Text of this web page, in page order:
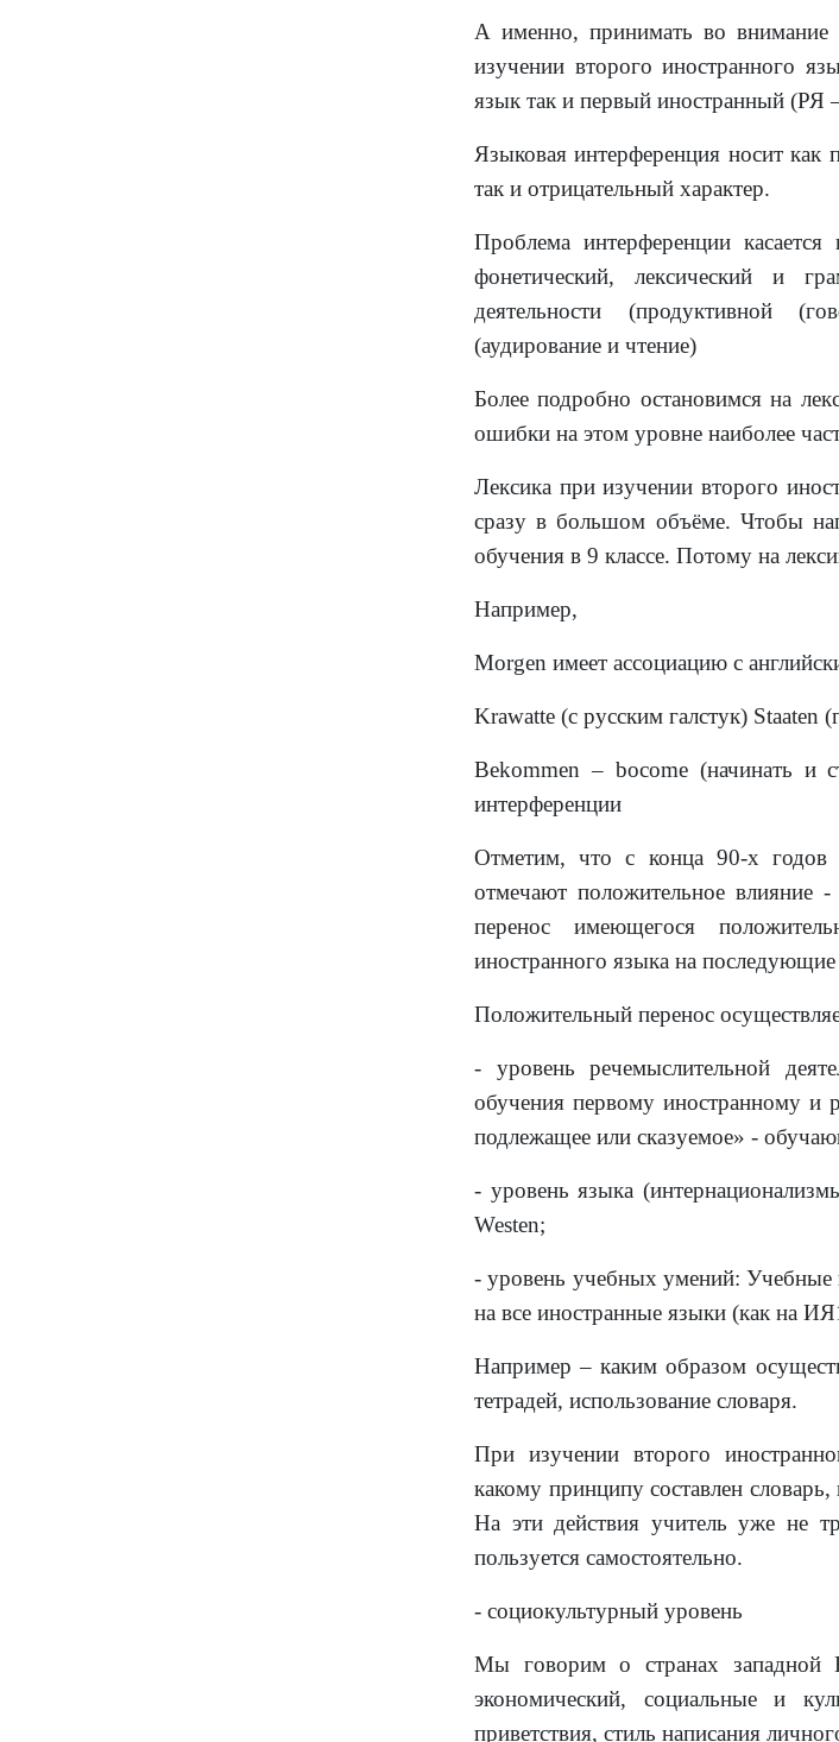
А именно, принимать во
изучении второго иностранного
язык так и первый иностранный
Языковая интерференция носит как
так и отрицательный характер.
Проблема интерференции
фонетический, лексический и
деятельности (продуктивной
(аудирование и чтение)
Более подробно остановимся на
ошибки на этом уровне наиболее
Лексика при изучении второго
сразу в большом объёме. Чтобы
обучения в 9 классе. Потому на
Например,
Morgen имеет ассоциацию с
Krawatte (с русским галстук) Staaten
Bekommen – bocome(начинать и
интерференции
Отметим, что с конца 90-х годов
отмечают положительное влияние -
перенос имеющегося
иностранного языка на последующие
Положительный перенос
- уровень речемыслительной
обучения первому иностранному
подлежащее или сказуемое» -
- уровень языка (
Westen;
- уровень учебных умений: Учебные
на все иностранные языки (как на
Например – каким образом
тетрадей, использование словаря.
При изучении второго
какому принципу составлен
На эти действия учитель уже не
пользуется самостоятельно.
- социокультурный уровень
Мы говорим о странах западной
экономический, социальные и
приветствия, стиль написания